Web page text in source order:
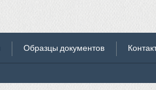
Образцы документов